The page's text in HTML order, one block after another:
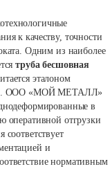
к качеству, точности
Одним из наиболее
труба бесшовная
эталоном
ООО «МОЙ МЕТАЛЛ»
в
оперативной отгрузки
и
нормативным